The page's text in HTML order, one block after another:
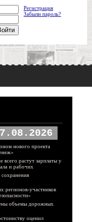
Регистрация
Забыли пароль?
нового проекта
всего растут зарплаты у
и рабочих
регионов-участников
объемы дорожных
оценил